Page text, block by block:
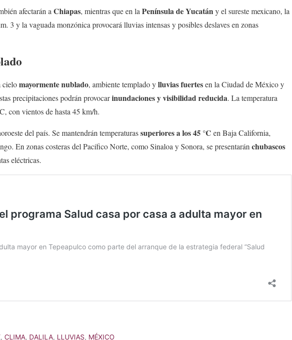
afectarán a Chiapas, mientras que en la Península de Yucatán y el sureste mexicano, la
3 y la vaguada monzónica provocará lluvias intensas y posibles deslaves en zonas
cielomayormente nublado, ambiente templado ylluvias fuertesen la Ciudad de México y
precipitaciones podrán provocarinundaciones y visibilidad reducida. La temperatura
con vientos de hasta 45 km/h.
del país. Se mantendrán temperaturassuperiores a los 45 °C en Baja California,
En zonas costeras del Pacífico Norte, como Sinaloa y Sonora, se presentaránchubascos
eléctricas.
, CLIMA, DALILA, LLUVIAS, MÉXICO